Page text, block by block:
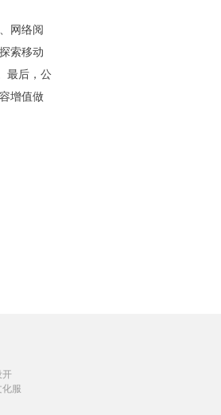
网络阅
索移动
最后，公
增值做
开
服